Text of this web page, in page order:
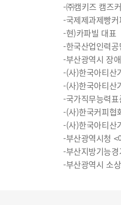
-㈜캠키즈 캠즈
-국제제과제빵
-현)카파빌 대표
-한국산업인력
-부산광역시 장
-(사)한국아티산
-(사)한국아티산
-국가직무능력
-(사)한국커피협
-(사)한국아티산
-부산광역시청 <
-부산지방기능
-부산광역시 소